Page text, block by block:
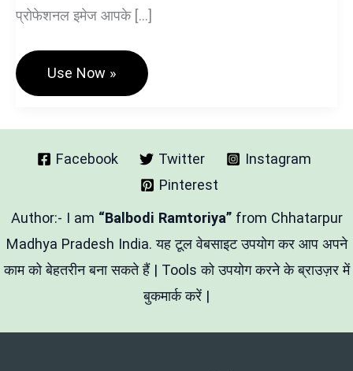
प्रोफेशनल इमेज आपके […]
ऑनलाइन
एडिटर
टूल
Advanced
Image
Hindi
Use Now »
Facebook Twitter
Instagram
Pinterest
Author:- I am “Balbodi Ramtoriya” from Chhatarpur
Madhya Pradesh India. यह टूल वेबसाइट उपयोग कर आप अपने
काम को बेहतरीन बना सकते हैं | Tools को उपयोग करने के ब्राउज़र में
बुकमार्क करें |